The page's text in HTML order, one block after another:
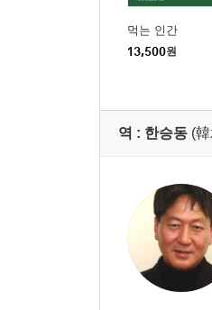
눈꺼풀’/ 25 실내
과거 속의 미래
1 역사적 시간과
제9장
이 놀라운 사태는
1 전쟁은 어쩌면
레로레로 츠-레-
먹는 인간
13,500원
역 : 한승동 (